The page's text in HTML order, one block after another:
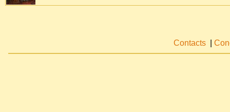
Contacts |